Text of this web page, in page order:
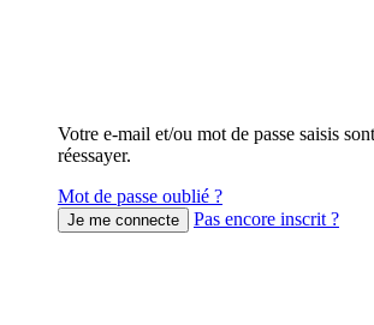
Votre e-mail et/ou mot de passe saisis
réessayer.
Mot de passe oublié ?
Pas encore inscrit ?